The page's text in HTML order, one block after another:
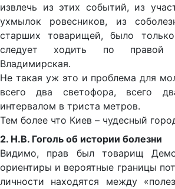
извлечь из этих событий, из
ухмылок ровесников, из
старших товарищей, было
следует ходить по правой
Владимирская.
Не такая уж это и проблема для
всего два светофора, всего
интервалом в триста метров.
Тем более что Киев – чудесный
2. Н.В. Гоголь об истории болезни
Видимо, прав был товарищ
ориентиры и вероятные границы
личности находятся между